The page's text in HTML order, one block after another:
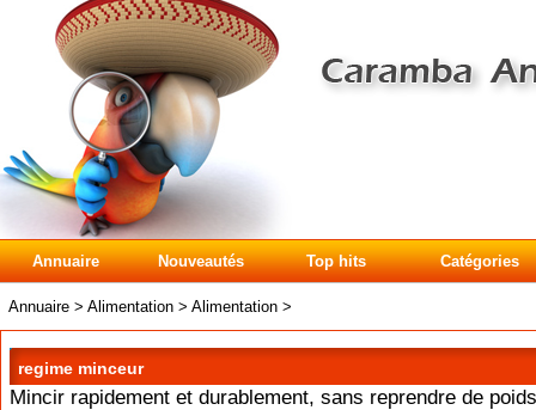
Annuaire Nouveautés Top hits Catégories
Annuaire > Alimentation > Alimentation >
regime minceur
Mincir rapidement et durablement, sans reprendre de